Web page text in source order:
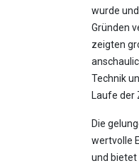
wurde
Gründen
zeigten
Technik
Laufe der
Die
wertvolle
und bietet